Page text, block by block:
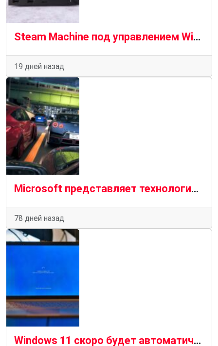
Steam Machine под управлением Windows 11 работает примерно с той же скоростью, что и SteamOS, за некоторыми исключениями
19 дней назад
Microsoft представляет технологию Advanced Shader Delivery в Windows 11 на примере игры Forza Horizon 6, которая обещает ускорить загрузку на 95 %
78 дней назад
Windows 11 скоро будет автоматически откатывать неисправные обновления драйверов